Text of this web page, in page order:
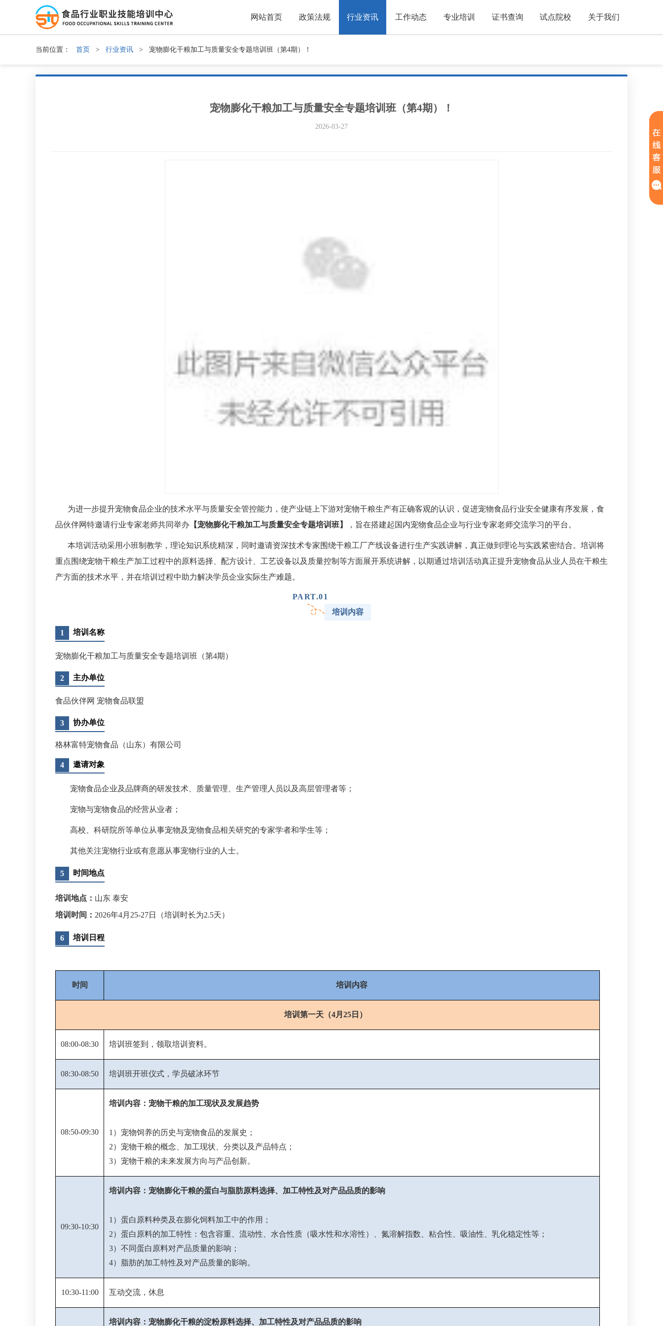
网站首页 政策法规 行业资讯 工作动态 专业培训 证书查询 试点院校 关于我们
当前位置： 首页 > 行业资讯 > 宠物膨化干粮加工与质量安全专题培训班（第4期）！
宠物膨化干粮加工与质量安全专题培训班（第4期）！
2026-03-27
为进一步提升宠物食品企业的技术水平与质量安全管控能力，使产业链上下游对宠物干粮生产有正确客观的认识，促进宠物食品行业安全健康有序发展，食
品伙伴网特邀请行业专家老师共同举办 【宠物膨化干粮加工与质量安全专题培训班】 ，旨在搭建起国内宠物食品企业与行业专家老师交流学习的平台。
本培训活动采用小班制教学，理论知识系统精深，同时邀请资深技术专家围绕干粮工厂产线设备进行生产实践讲解，真正做到理论与实践紧密结合。培训将
重点围绕宠物干粮生产加工过程中的原料选择、配方设计、工艺设备以及质量控制等方面展开系统讲解，以期通过培训活动真正提升宠物食品从业人员在干粮生
产方面的技术水平，并在培训过程中助力解决学员企业实际生产难题。
PART.01
培训内容
1 培训名称
宠物膨化干粮加工与质量安全专题培训班（第4期 ）
2 主办单位
食品伙伴网 宠物食品联盟
3 协办单位
格林富特宠物食品（山东）有限公司
4 邀请对象
宠物食品企业及品牌商的研发技术、质量管理、生产管理人员以及高层管理者等；
宠物与宠物食品的经营从业者；
高校、科研院所等单位从事宠物及宠物食品相关研究的专家学者和学生等；
其他关注宠物行业或有意愿从事宠物行业的人士。
5 时间地点
培训地点： 山东 泰安
培训时间： 2026年4月25-27日（培训时长为2.5天）
6 培训日程
时间 培训内容
培训第一天（4月25日）
08:00-08:30 培训班签到，领取培训资料。
08:30-08:50 培训班开班仪式，学员破冰环节
08:50-09:30
培训内容：宠物干粮的加工现状及发展趋势
1）宠物饲养的历史与宠物食品的发展史；
2）宠物干粮的概念、加工现状、分类以及产品特点；
3）宠物干粮的未来发展方向与产品创新。
09:30-10:30
培训内容：宠物膨化干粮的蛋白与脂肪原料选择、加工特性及对产品品质的影响
1）蛋白原料种类及在膨化饲料加工中的作用；
2）蛋白原料的加工特性：包含容重、流动性、水合性质（吸水性和水溶性）、氮溶解指数、粘合性、吸油性、乳化稳定性等；
3）不同蛋白原料对产品质量的影响；
4）脂肪的加工特性及对产品质量的影响。
10:30-11:00 互动交流，休息
培训内容：宠物膨化干粮的淀粉原料选择、加工特性及对产品品质的影响